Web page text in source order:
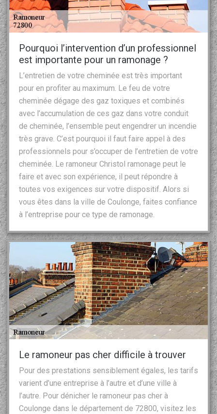
Pourquoi l’intervention d’un professionnel
est importante pour un ramonage ?
L’entretien de votre cheminée est très important
pour en profiter au maximum. Le feu de votre
cheminée dégage des gaz toxiques et combinés
avec l’accumulation de ces gaz dans votre conduit
de cheminée, l’ensemble peut engendrer un incendie
très grave. C’est pourquoi il faut faire appel à des
professionnels pour s’occuper de l’entretien de votre
cheminée. Le ramoneur Christol ramonage peut le
faire et avec son expérience, il peut répondre à
toutes vos exigences sur votre dispositif. Alors si
vous êtes dans la ville de Coulonge, faites confiance
à l’entreprise pour ce type de ramonage.
Le ramoneur pas cher difficile à trouver
Pour des prestations sensiblement égales, les tarifs
varient d’une entreprise à l’autre et d’une ville à
l’autre. Pour dénicher le ramoneur pas cher à
Coulonge dans le département de 72800, visitez les